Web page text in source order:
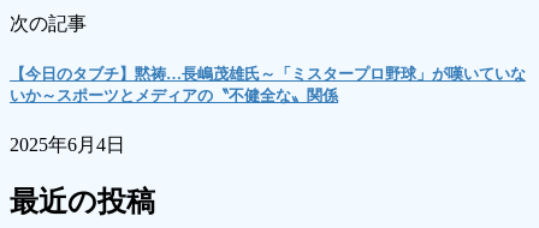
次の記事
【今日のタブチ】黙祷…長嶋茂雄氏～「ミスタープロ野球」が嘆いていな
いか～スポーツとメディアの〝不健全な〟関係
2025年6月4日
最近の投稿